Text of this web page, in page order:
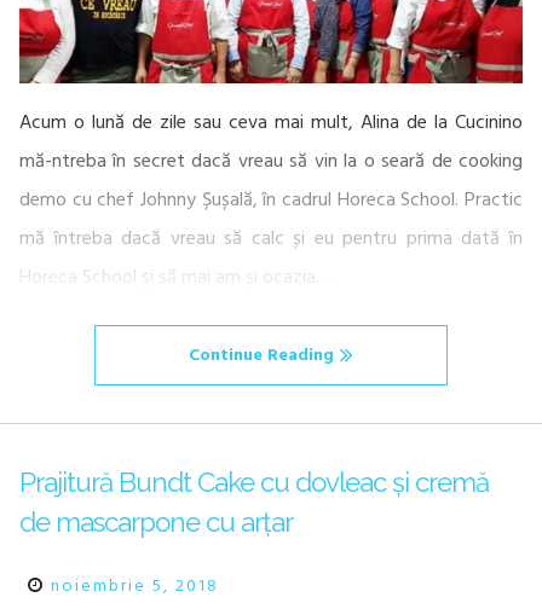
Acum o lună de zile sau ceva mai mult, Alina de la Cucinino
mă-ntreba în secret dacă vreau să vin la o seară de cooking
demo cu chef Johnny Șușală, în cadrul Horeca School. Practic
mă întreba dacă vreau să calc și eu pentru prima dată în
Horeca School și să mai am și ocazia…
Continue Reading
Prajitură Bundt Cake cu dovleac și cremă
de mascarpone cu arțar
noiembrie 5, 2018